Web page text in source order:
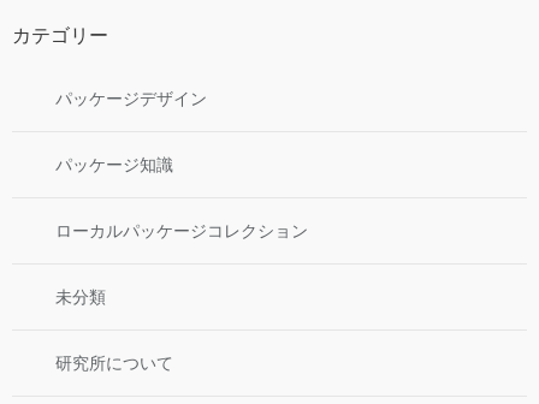
カテゴリー
パッケージデザイン
パッケージ知識
ローカルパッケージコレクション
未分類
研究所について